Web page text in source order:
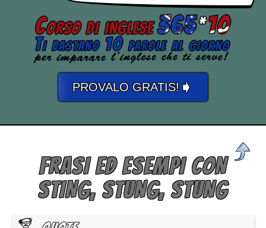
PROVALO GRATIS! ➧
FRASI ED ESEMPI CON
STING, STUNG, STUNG